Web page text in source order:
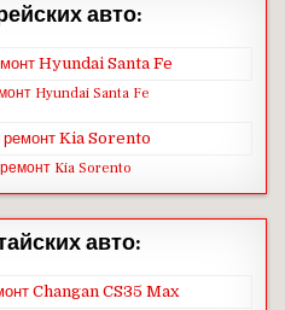
авто:
Hyundai Santa Fe
Kia Sorento
авто: